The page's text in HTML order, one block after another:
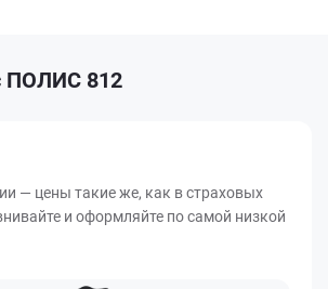
ПОЛИС 812
— цены такие же, как в страховых
и оформляйте по самой низкой